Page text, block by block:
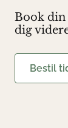
Book
dig
Bestil